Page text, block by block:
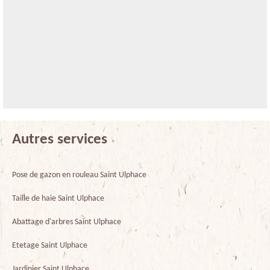
Autres services
Pose de gazon en rouleau Saint Ulphace
Taille de haie Saint Ulphace
Abattage d'arbres Saint Ulphace
Etetage Saint Ulphace